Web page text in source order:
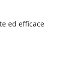
ed efficace